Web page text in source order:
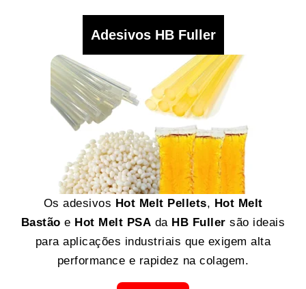
Adesivos HB Fuller
Os adesivos Hot Melt Pellets, Hot Melt
Bastão e Hot Melt PSA da HB Fuller são ideais
para aplicações industriais que exigem alta
performance e rapidez na colagem.